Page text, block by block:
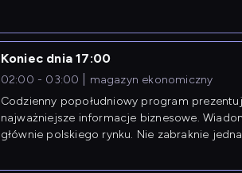
Koniec dnia 17:00
02:00 - 03:00
magazyn ekonomiczny
Codzienny popołudniowy program
najważniejsze informacje biznesowe.
głównie polskiego rynku. Nie zabraknie